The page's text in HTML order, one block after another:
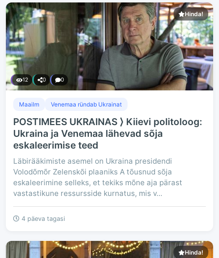
Hinda!
12 0 0
Maailm Venemaa ründab Ukrainat
POSTIMEES UKRAINAS ⟩ Kiievi politoloog:
Ukraina ja Venemaa lähevad sõja
eskaleerimise teed
Läbirääkimiste asemel on Ukraina presidendi
Volodõmõr Zelenskõi plaaniks A tõusnud sõja
eskaleerimine selleks, et tekiks mõne aja pärast
vastastikune ressursside kurnatus, mis v...
4 päeva tagasi
Hinda!